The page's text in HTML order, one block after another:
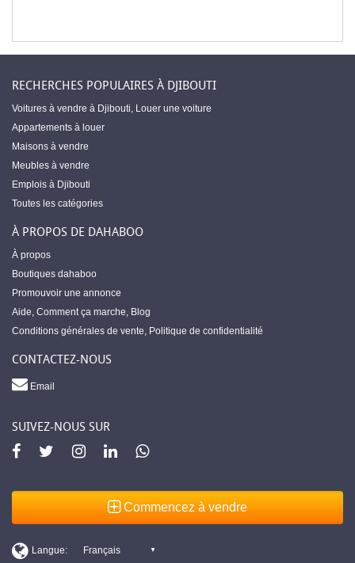
RECHERCHES POPULAIRES À DJIBOUTI
Voitures à vendre à Djibouti, Louer une voiture
Appartements à louer
Maisons à vendre
Meubles à vendre
Emplois à Djibouti
Toutes les catégories
À PROPOS DE DAHABOO
À propos
Boutiques dahaboo
Promouvoir une annonce
Aide, Comment ça marche, Blog
Conditions générales de vente, Politique de confidentialité
CONTACTEZ-NOUS
Email
SUIVEZ-NOUS SUR
Commencez à vendre